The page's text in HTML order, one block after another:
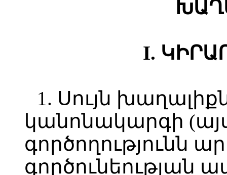
I.
1. Սույն
կանոնակարգի
գործողությունն
գործունեության